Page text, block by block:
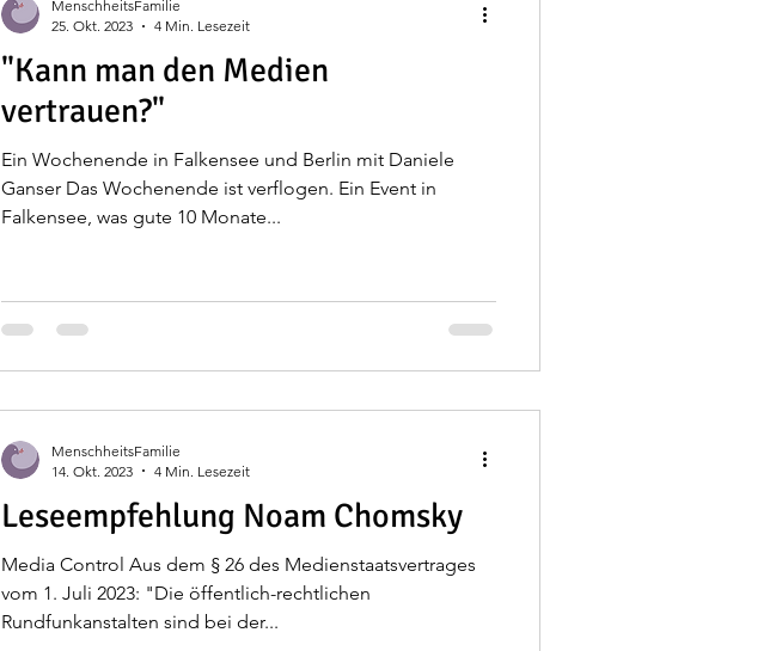
"Kann man den Medien
vertrauen?"
Ein Wochenende in Falkensee und Berlin mit Daniele
Ganser Das Wochenende ist verflogen. Ein Event in
Falkensee, was gute 10 Monate...
MenschheitsFamilie
25. Okt. 2023
4 Min. Lesezeit
Leseempfehlung Noam Chomsky
Media Control Aus dem § 26 des Medienstaatsvertrages
vom 1. Juli 2023: "Die öffentlich-rechtlichen
Rundfunkanstalten sind bei der...
MenschheitsFamilie
14. Okt. 2023
4 Min. Lesezeit